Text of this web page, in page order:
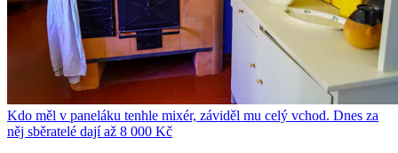
Kdo měl v paneláku tenhle mixér, záviděl mu celý vchod. Dnes za
něj sběratelé dají až 8 000 Kč